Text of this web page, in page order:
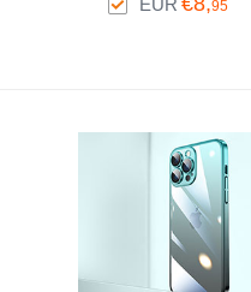
Max Clair
EUR 95